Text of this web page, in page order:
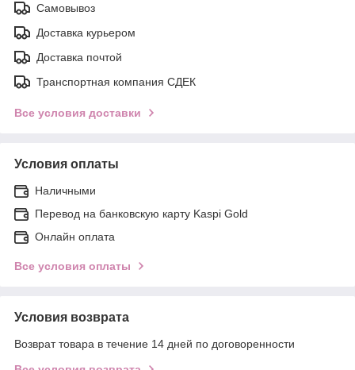
Самовывоз
Доставка курьером
Доставка почтой
Транспортная компания СДЕК
Все условия доставки
Условия оплаты
Наличными
Перевод на банковскую карту Kaspi Gold
Онлайн оплата
Все условия оплаты
Условия возврата
Возврат товара в течение 14 дней по договоренности